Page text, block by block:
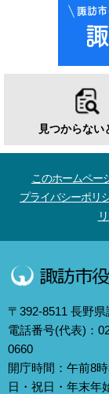
見つからない
このホームペー
プライバシーポリ
〒392-8511 長野
電話番号(代表)：
0660
開庁時間：午前8
日・祝日・年末年